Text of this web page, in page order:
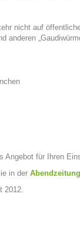
nicht auf
anderen
Angebot für Ihren
in der Abendzeitung
2012.